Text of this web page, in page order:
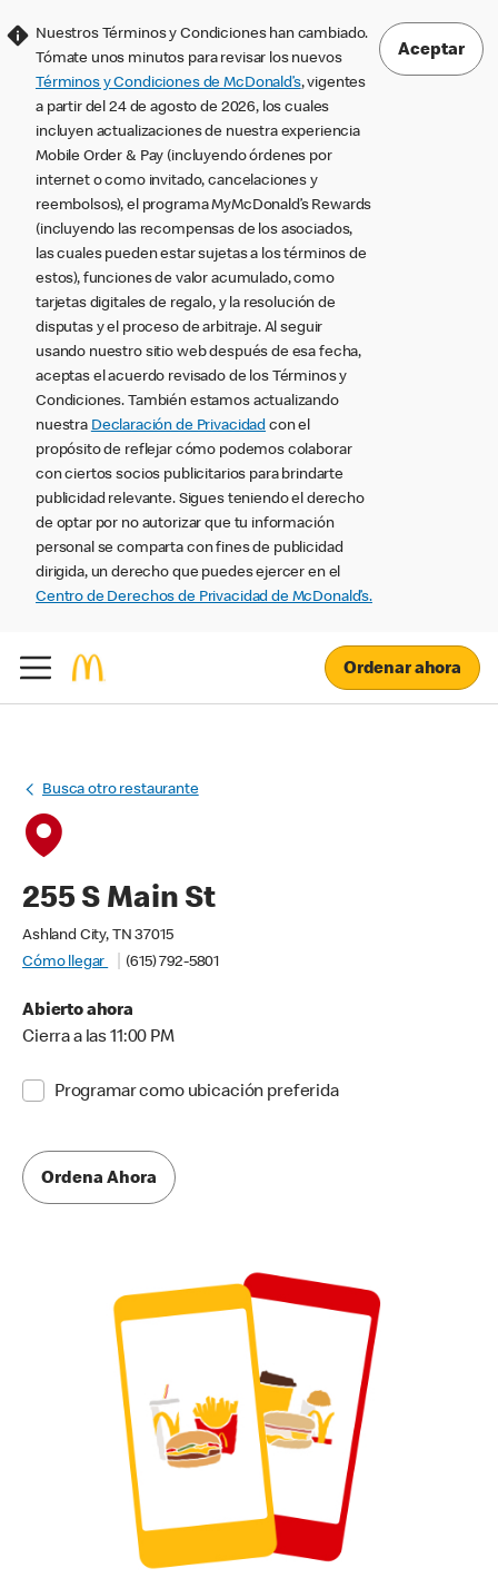
Nuestros Términos y Condiciones han cambiado.
Tómate unos minutos para revisar los nuevos
Términos y Condiciones de McDonald’s, vigentes
a partir del 24 de agosto de 2026, los cuales
incluyen actualizaciones de nuestra experiencia
Mobile Order & Pay (incluyendo órdenes por
internet o como invitado, cancelaciones y
reembolsos), el programa MyMcDonald’s Rewards
(incluyendo las recompensas de los asociados,
las cuales pueden estar sujetas a los términos de
estos), funciones de valor acumulado, como
tarjetas digitales de regalo, y la resolución de
disputas y el proceso de arbitraje. Al seguir
usando nuestro sitio web después de esa fecha,
aceptas el acuerdo revisado de los Términos y
Condiciones. También estamos actualizando
nuestra Declaración de Privacidad con el
propósito de reflejar cómo podemos colaborar
con ciertos socios publicitarios para brindarte
publicidad relevante. Sigues teniendo el derecho
de optar por no autorizar que tu información
personal se comparta con fines de publicidad
dirigida, un derecho que puedes ejercer en el
Centro de Derechos de Privacidad de McDonald’s.
Aceptar
Ordenar ahora
Busca otro restaurante
255 S Main St
Ashland City, TN 37015
Cómo llegar
(615) 792-5801
Abierto ahora
Cierra a las 11:00 PM
Programar como ubicación preferida
Ordena Ahora